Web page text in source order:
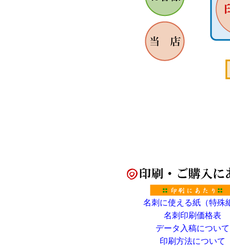
名刺に使える紙（特殊
名刺印刷価格表
データ入稿について
印刷方法について